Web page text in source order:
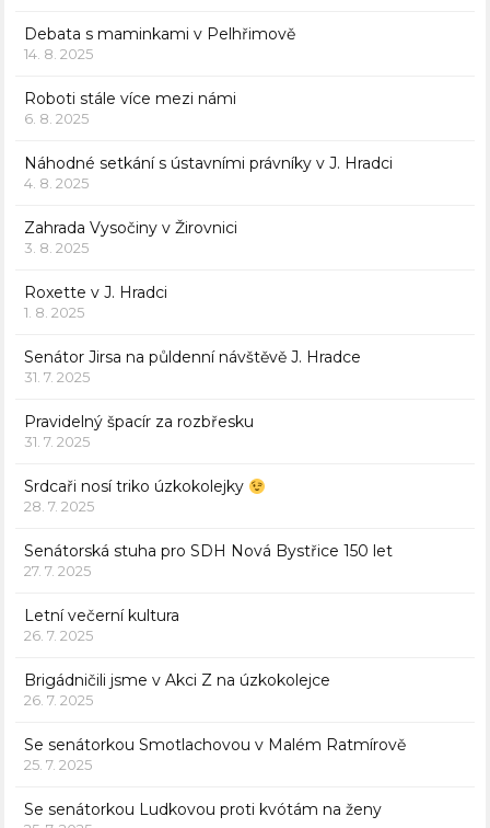
Debata s maminkami v Pelhřimově
14. 8. 2025
Roboti stále více mezi námi
6. 8. 2025
Náhodné setkání s ústavními právníky v J. Hradci
4. 8. 2025
Zahrada Vysočiny v Žirovnici
3. 8. 2025
Roxette v J. Hradci
1. 8. 2025
Senátor Jirsa na půldenní návštěvě J. Hradce
31. 7. 2025
Pravidelný špacír za rozbřesku
31. 7. 2025
Srdcaři nosí triko úzkokolejky
28. 7. 2025
Senátorská stuha pro SDH Nová Bystřice 150 let
27. 7. 2025
Letní večerní kultura
26. 7. 2025
Brigádničili jsme v Akci Z na úzkokolejce
26. 7. 2025
Se senátorkou Smotlachovou v Malém Ratmírově
25. 7. 2025
Se senátorkou Ludkovou proti kvótám na ženy